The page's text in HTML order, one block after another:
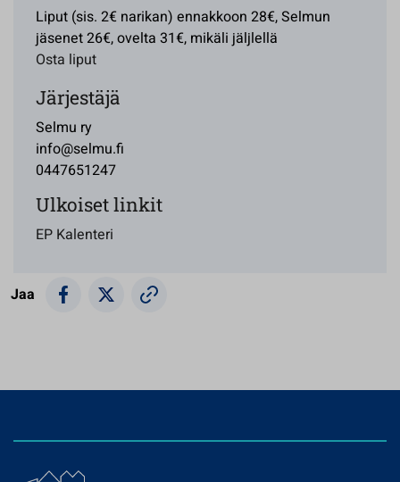
Liput (sis. 2€ narikan) ennakkoon 28€, Selmun
jäsenet 26€, ovelta 31€, mikäli jäljlellä
Osta liput
Järjestäjä
Selmu ry
info@selmu.fi
0447651247
Ulkoiset linkit
EP Kalenteri
Jaa